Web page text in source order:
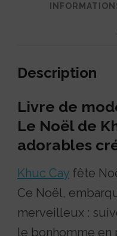
Description
Livre de
Le Noël de
adorables
Khuc Cay fête
Ce Noël,
merveilleux :
le bonhomme en